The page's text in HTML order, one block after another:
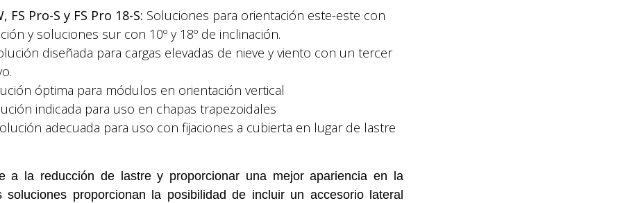
FS Pro-S y FS Pro 18-S: Soluciones para orientación este-este con
y soluciones sur con 10º y 18º de inclinación.
diseñada para cargas elevadas de nieve y viento con un tercer
óptima para módulos en orientación vertical
indicada para uso en chapas trapezoidales
adecuada para uso con fijaciones a cubierta en lugar de lastre
a la reducción de lastre y proporcionar una mejor apariencia en la
soluciones proporcionan la posibilidad de incluir un accesorio lateral